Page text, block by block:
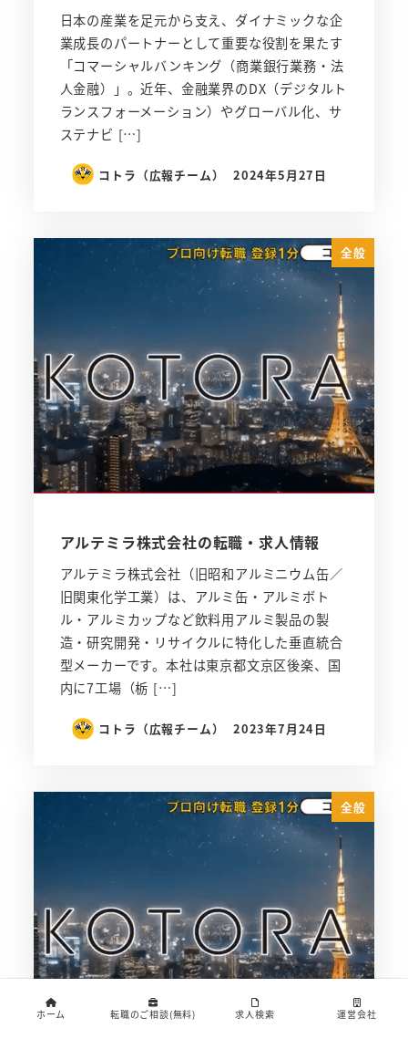
日本の産業を足元から支え、ダイナミックな企
業成長のパートナーとして重要な役割を果たす
「コマーシャルバンキング（商業銀行業務・法
人金融）」。近年、金融業界のDX（デジタルト
ランスフォーメーション）やグローバル化、サ
ステナビ […]
コトラ（広報チーム） 2024年5月27日
全般
アルテミラ株式会社の転職・求人情報
アルテミラ株式会社（旧昭和アルミニウム缶／
旧関東化学工業）は、アルミ缶・アルミボト
ル・アルミカップなど飲料用アルミ製品の製
造・研究開発・リサイクルに特化した垂直統合
型メーカーです。本社は東京都文京区後楽、国
内に7工場（栃 […]
コトラ（広報チーム） 2023年7月24日
全般
ホーム 転職のご相談(無料) 求人検索 運営会社